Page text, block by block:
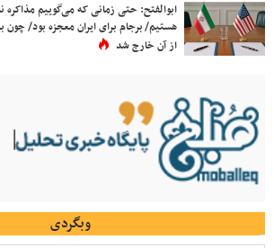
ابوالفتح: حتی زمانی که می‌گوییم مذاکره
هستیم/ برجام برای ایران معجزه بود/ چون
از آن خارج شد
وبگردی